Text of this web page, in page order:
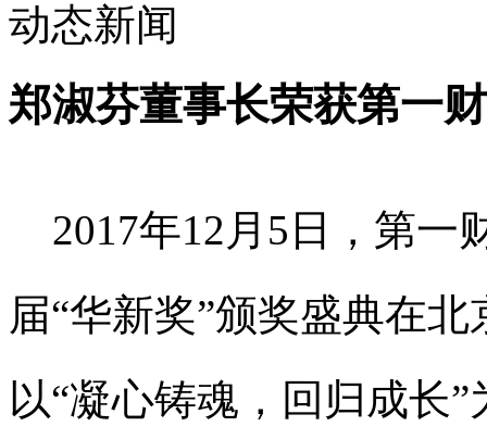
动态新闻
郑淑芬董事长荣获第一
2017年12 月 5 日，第一
届“华新奖”颁奖盛典在
以“凝心铸魂，回归成长